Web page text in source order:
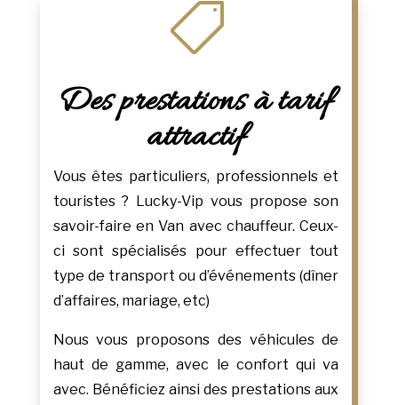

Des prestations à tarif
attractif
Vous êtes particuliers, professionnels et
touristes ? Lucky-Vip vous propose son
savoir-faire en Van avec chauffeur. Ceux-
ci sont spécialisés pour effectuer tout
type de transport ou d’événements (dîner
d’affaires, mariage, etc)
Nous vous proposons des véhicules de
haut de gamme, avec le confort qui va
avec. Bénéficiez ainsi des prestations aux